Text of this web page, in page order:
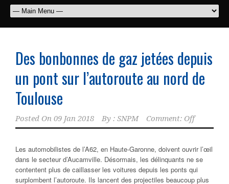
Des bonbonnes de gaz jetées depuis
un pont sur l’autoroute au nord de
Toulouse
Posted On 09 Jan 2018 By : SNPM Comment: Off
Les automobilistes de l’A62, en Haute-Garonne, doivent ouvrir l’œil
dans le secteur d’Aucamville. Désormais, les délinquants ne se
contentent plus de caillasser les voitures depuis les ponts qui
surplombent l’autoroute. Ils lancent des projectiles beaucoup plus